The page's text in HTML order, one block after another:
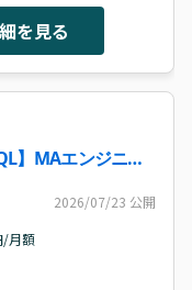
を見る
】MAエンジニア
2026/07/23 公開
/月額